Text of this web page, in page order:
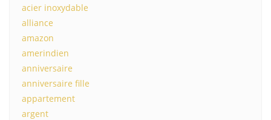
acier inoxydable
alliance
amazon
amerindien
anniversaire
anniversaire fille
appartement
argent